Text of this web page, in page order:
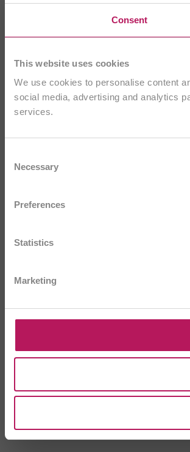
Consent
This website uses cookies
We use cookies to personalise content
social media, advertising and analytics
services.
Selection
Necessary
Preferences
Statistics
Marketing